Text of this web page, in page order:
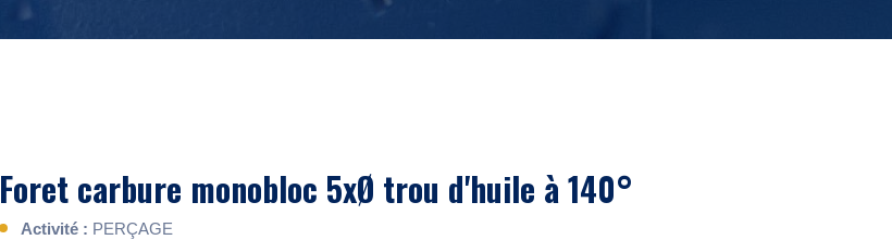
Foret carbure monobloc 5xØ trou d'huile à 140°
Activité : PERÇAGE